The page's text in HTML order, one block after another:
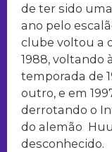
de ter sido
ano pelo
clube voltou a
1988, voltando
temporada de
outro, e em
derrotando o
do alemão
desconhecido.